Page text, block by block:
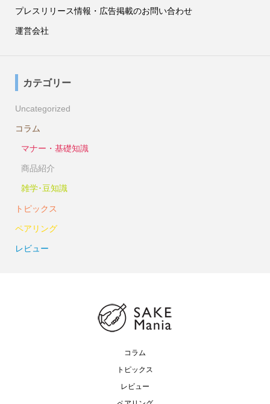
プレスリリース情報・広告掲載のお問い合わせ
運営会社
カテゴリー
Uncategorized
コラム
マナー・基礎知識
商品紹介
雑学･豆知識
トピックス
ペアリング
レビュー
コラム
トピックス
レビュー